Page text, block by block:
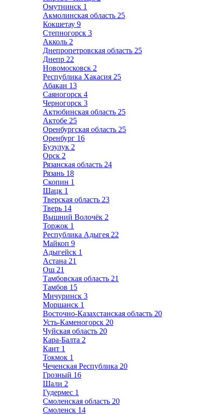
Омутнинск 1
Акмолинская область 25
Кокшетау 9
Степногорск 3
Акколь 2
Днепропетровская область 25
Днепр 22
Новомосковск 2
Республика Хакасия 25
Абакан 13
Саяногорск 4
Черногорск 3
Актюбинская область 25
Актобе 25
Оренбургская область 25
Оренбург 16
Бузулук 2
Орск 2
Рязанская область 24
Рязань 18
Скопин 1
Шацк 1
Тверская область 23
Тверь 14
Вышний Волочёк 2
Торжок 1
Республика Адыгея 22
Майкоп 9
Адыгейск 1
Астана 21
Ош 21
Тамбовская область 21
Тамбов 15
Мичуринск 3
Моршанск 1
Восточно-Казахстанская область 20
Усть-Каменогорск 20
Чуйская область 20
Кара-Балта 2
Кант 1
Токмок 1
Чеченская Республика 20
Грозный 16
Шали 2
Гудермес 1
Смоленская область 20
Смоленск 14